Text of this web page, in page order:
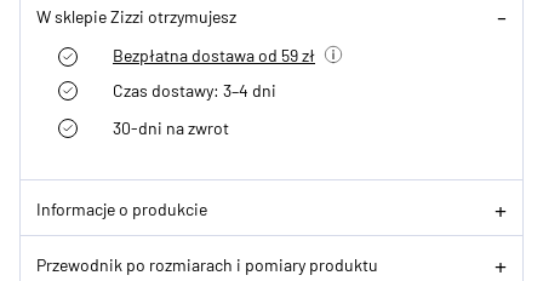
W sklepie Zizzi otrzymujesz
Bezpłatna dostawa od 59 zł
Czas dostawy: 3–4 dni
30-dni na zwrot
Informacje o produkcie
Przewodnik po rozmiarach i pomiary produktu